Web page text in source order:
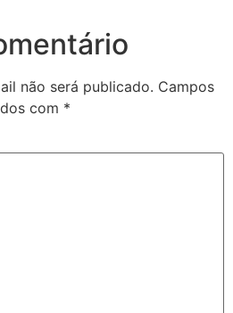
não será publicado. Campos
com *